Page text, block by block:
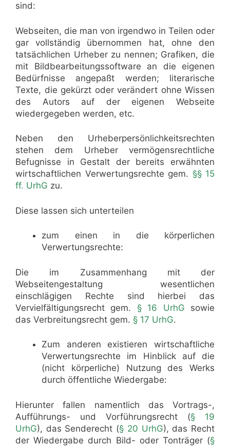
sind:
Webseiten, die man von irgendwo in Teilen oder
gar vollständig übernommen hat, ohne den
tatsächlichen Urheber zu nennen; Grafiken, die
mit Bildbearbeitungssoftware an die eigenen
Bedürfnisse angepaßt werden; literarische
Texte, die gekürzt oder verändert ohne Wissen
des Autors auf der eigenen Webseite
wiedergegeben werden, etc.
Neben den Urheberpersönlichkeitsrechten
stehen dem Urheber vermögensrechtliche
Befugnisse in Gestalt der bereits erwähnten
wirtschaftlichen Verwertungsrechte gem. §§ 15
ff. UrhG zu.
Diese lassen sich unterteilen
zum einen in die körperlichen
Verwertungsrechte:
Die im Zusammenhang mit der
Webseitengestaltung wesentlichen
einschlägigen Rechte sind hierbei das
Vervielfältigungsrecht gem. § 16 UrhG sowie
das Verbreitungsrecht gem. § 17 UrhG.
Zum anderen existieren wirtschaftliche
Verwertungsrechte im Hinblick auf die
(nicht körperliche) Nutzung des Werks
durch öffentliche Wiedergabe:
Hierunter fallen namentlich das Vortrags-,
Aufführungs- und Vorführungsrecht (§ 19
UrhG), das Senderecht (§ 20 UrhG), das Recht
der Wiedergabe durch Bild- oder Tonträger (§